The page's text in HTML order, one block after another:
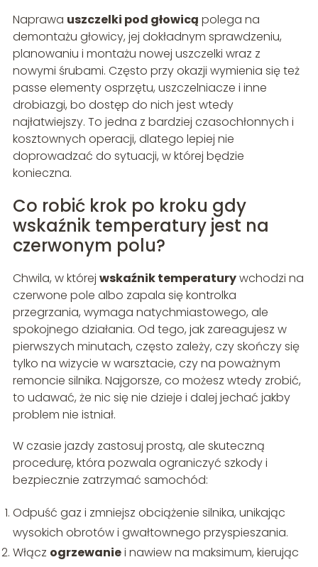
Naprawa uszczelki pod głowicą polega na
demontażu głowicy, jej dokładnym sprawdzeniu,
planowaniu i montażu nowej uszczelki wraz z
nowymi śrubami. Często przy okazji wymienia się też
passe elementy osprzętu, uszczelniacze i inne
drobiazgi, bo dostęp do nich jest wtedy
najłatwiejszy. To jedna z bardziej czasochłonnych i
kosztownych operacji, dlatego lepiej nie
doprowadzać do sytuacji, w której będzie
konieczna.
Co robić krok po kroku gdy
wskaźnik temperatury jest na
czerwonym polu?
Chwila, w której wskaźnik temperaturywchodzi na
czerwone pole albo zapala się kontrolka
przegrzania, wymaga natychmiastowego, ale
spokojnego działania. Od tego, jak zareagujesz w
pierwszych minutach, często zależy, czy skończy się
tylko na wizycie w warsztacie, czy na poważnym
remoncie silnika. Najgorsze, co możesz wtedy zrobić,
to udawać, że nic się nie dzieje i dalej jechać jakby
problem nie istniał.
W czasie jazdy zastosuj prostą, ale skuteczną
procedurę, która pozwala ograniczyć szkody i
bezpiecznie zatrzymać samochód:
Odpuść gaz i zmniejsz obciążenie silnika, unikając
wysokich obrotów i gwałtownego przyspieszania.
Włącz ogrzewaniei nawiew na maksimum, kierując